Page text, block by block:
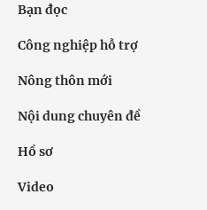
Bạn đọc
Công nghiệp hỗ trợ
Nông thôn mới
Nội dung chuyên đề
Hồ sơ
Video